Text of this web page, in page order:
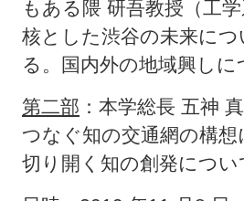
もある隈 研吾教授（工
核とした渋谷の未来に
る。国内外の地域興し
第二部 ：本学総長 五神
つなぐ知の交通網の構
切り開く知の創発につい